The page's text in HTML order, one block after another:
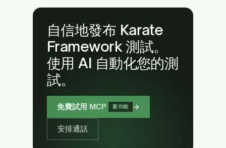
自信地發布 Karate
Framework 測試。
使用 AI 自動化您的測
試。
免費試用 MCP 新功能 →
安排通話